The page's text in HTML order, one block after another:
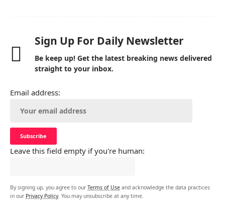
Sign Up For Daily Newsletter
Be keep up! Get the latest breaking news delivered
straight to your inbox.
Email address:
Leave this field empty if you're human:
By signing up, you agree to our Terms of Use and acknowledge the data practices
in our Privacy Policy. You may unsubscribe at any time.